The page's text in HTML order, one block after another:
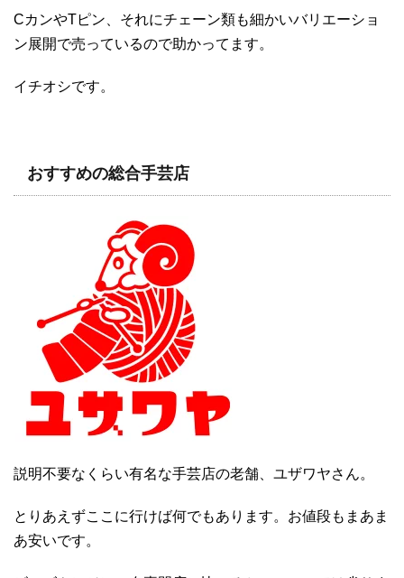
CカンやTピン、それにチェーン類も細かいバリエーショ
ン展開で売っているので助かってます。
イチオシです。
おすすめの総合手芸店
説明不要なくらい有名な手芸店の老舗、ユザワヤさん。
とりあえずここに行けば何でもあります。お値段もまあま
あ安いです。